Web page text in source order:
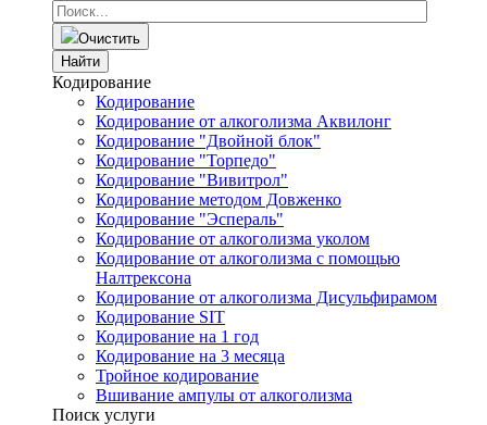
Очистить
Найти
Кодирование
Кодирование
Кодирование от алкоголизма Аквилонг
Кодирование "Двойной блок"
Кодирование "Торпедо"
Кодирование "Вивитрол"
Кодирование методом Довженко
Кодирование "Эспераль"
Кодирование от алкоголизма уколом
Кодирование от алкоголизма с помощью
Налтрексона
Кодирование от алкоголизма Дисульфирамом
Кодирование SIT
Кодирование на 1 год
Кодирование на 3 месяца
Тройное кодирование
Вшивание ампулы от алкоголизма
Поиск услуги